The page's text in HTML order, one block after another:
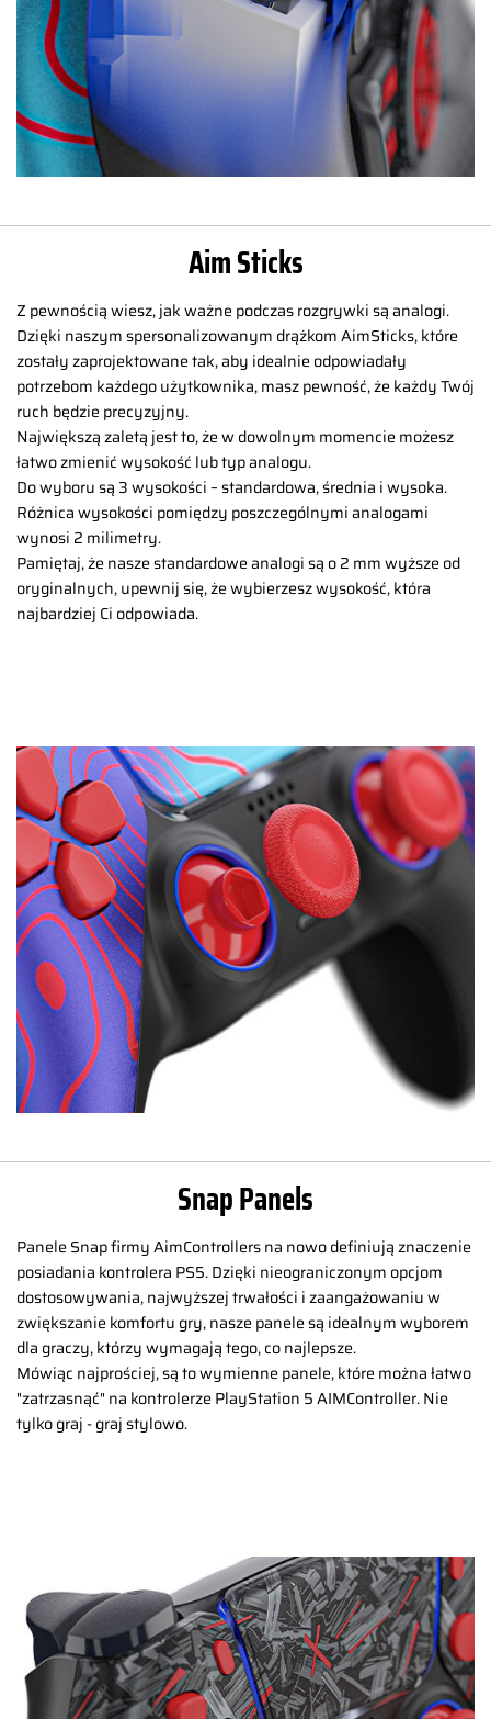
Aim Sticks
Z pewnością wiesz, jak ważne podczas rozgrywki są analogi.
Dzięki naszym spersonalizowanym drążkom AimSticks, które
zostały zaprojektowane tak, aby idealnie odpowiadały
potrzebom każdego użytkownika, masz pewność, że każdy Twój
ruch będzie precyzyjny.
Największą zaletą jest to, że w dowolnym momencie możesz
łatwo zmienić wysokość lub typ analogu.
Do wyboru są 3 wysokości – standardowa, średnia i wysoka.
Różnica wysokości pomiędzy poszczególnymi analogami
wynosi 2 milimetry.
Pamiętaj, że nasze standardowe analogi są o 2 mm wyższe od
oryginalnych, upewnij się, że wybierzesz wysokość, która
najbardziej Ci odpowiada.
Snap Panels
Panele Snap firmy AimControllers na nowo definiują znaczenie
posiadania kontrolera PS5. Dzięki nieograniczonym opcjom
dostosowywania, najwyższej trwałości i zaangażowaniu w
zwiększanie komfortu gry, nasze panele są idealnym wyborem
dla graczy, którzy wymagają tego, co najlepsze.
Mówiąc najprościej, są to wymienne panele, które można łatwo
"zatrzasnąć" na kontrolerze PlayStation 5 AIMController. Nie
tylko graj - graj stylowo.